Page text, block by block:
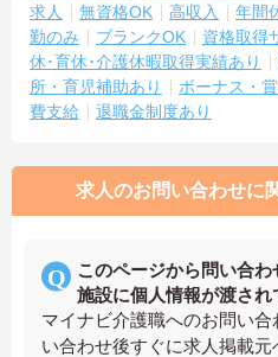
求人
無資格OK 高収入 年間
勤のみ
ブランクOK 資格取得
休･育休･介護休暇取得実績あり
所・育児補助あり
ボーナス・
費支給
退職金制度あり
求人のお問い合わせに
このページから問い合
施設に個人情報が渡され
マイナビ介護職へのお問い
い合わせ後すぐに求人掲載